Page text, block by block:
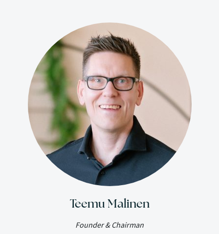
Teemu Malinen
Founder & Chairman